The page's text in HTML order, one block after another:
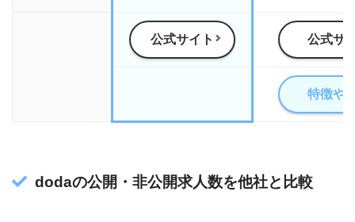
公式サイト 公式サ
特徴や
dodaの公開・非公開求人数を他社と比較